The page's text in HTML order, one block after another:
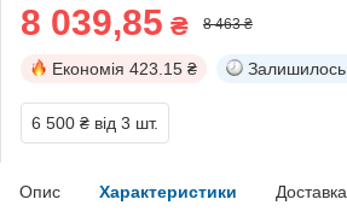
8 039,85 ₴ 8 463 ₴
Економія 423.15 ₴ Залишилось
6 500 ₴ від 3 шт.
Опис Характеристики Доставка